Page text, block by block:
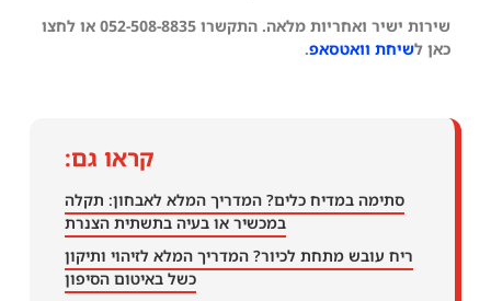
שירות ישיר ואחריות מלאה. התקשרו 052-508-8835 או לחצו
כאן לשיחת וואטסאפ.
קראו גם:
סתימה במדיח כלים? המדריך המלא לאבחון: תקלה
במכשיר או בעיה בתשתית הצנרת
ריח עובש מתחת לכיור? המדריך המלא לזיהוי ותיקון
כשל באיטום הסיפון